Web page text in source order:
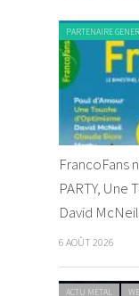
PARTENAIRE
FrancoFans
PARTY, Une
David
6 AOÛT 2026
ACTU METAL